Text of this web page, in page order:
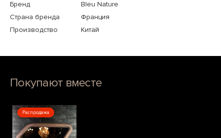
Бренд
Bleu Nature
Страна бренда
Франция
Производство
Китай
Покупают вместе
Распродажа